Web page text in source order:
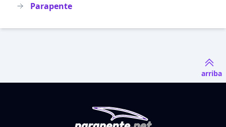
Parapente
arriba